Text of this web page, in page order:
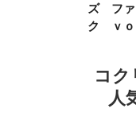
ズ ファ
ク ｖｏ
コ
人